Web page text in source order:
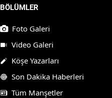
BÖLÜMLER
Foto Galeri
Video Galeri
Köşe Yazarları
Son Dakika Haberleri
Tüm Manşetler